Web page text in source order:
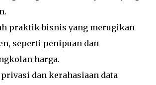
praktik bisnis yang merugikan
seperti penipuan dan
harga.
privasi dan kerahasiaan data